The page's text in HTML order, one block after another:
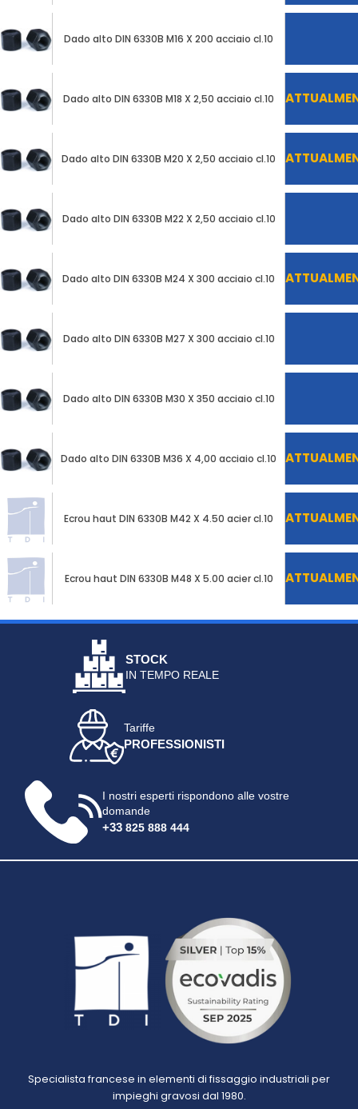
carrello
Contatto
Dado alto DIN 6330B M16 X 200 acciaio cl.10
Dado alto DIN 6330B M18 X 2,50 acciaio cl.10
Dado alto DIN 6330B M20 X 2,50 acciaio cl.10
Dado alto DIN 6330B M22 X 2,50 acciaio cl.10
Dado alto DIN 6330B M24 X 300 acciaio cl.10
Dado alto DIN 6330B M27 X 300 acciaio cl.10
Dado alto DIN 6330B M30 X 350 acciaio cl.10
Dado alto DIN 6330B M36 X 4,00 acciaio cl.10
Ecrou haut DIN 6330B M42 X 4.50 acier cl.10
Ecrou haut DIN 6330B M48 X 5.00 acier cl.10
STOCK
IN TEMPO REALE
Tariffe
PROFESSIONISTI
I nostri esperti rispondono alle vostre
domande
+33 825 888 444
Specialista francese in elementi di fissaggio industriali per
impieghi gravosi dal 1980.